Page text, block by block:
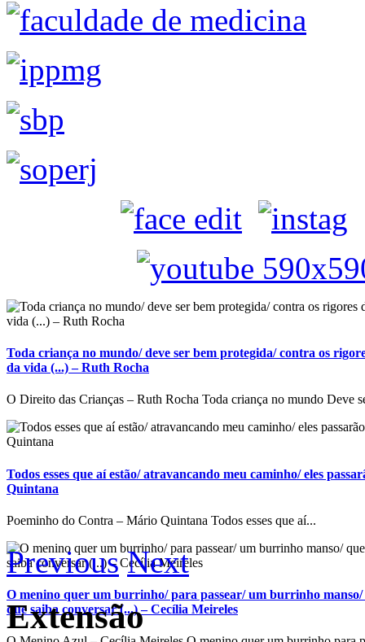
Toda criança no mundo/ deve ser bem protegida/ contra os
da vida (...) – Ruth Rocha
O Direito das Crianças – Ruth Rocha Toda criança no mundo Deve
Todos esses que aí estão/ atravancando meu caminho/ eles
Quintana
Poeminho do Contra – Mário Quintana Todos esses que aí...
O menino quer um burrinho/ para passear/ um burrinho manso/
que saiba conversar (...) – Cecília Meireles
Previous Next
Extensão